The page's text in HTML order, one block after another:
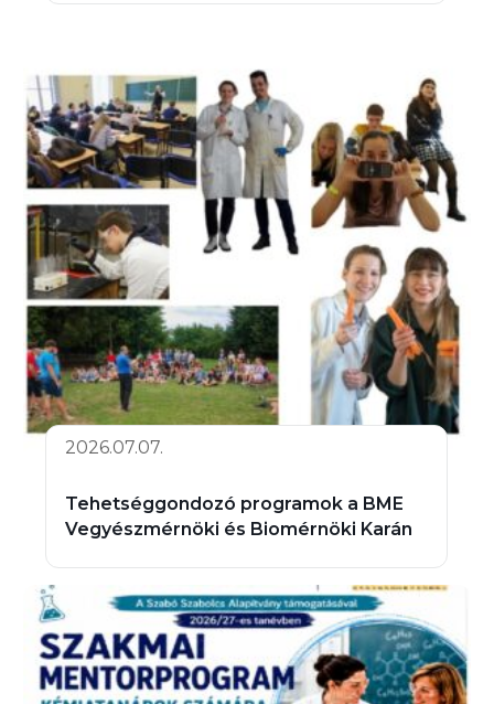
2026.07.07.
Tehetséggondozó programok a BME
Vegyészmérnöki és Biomérnöki Karán